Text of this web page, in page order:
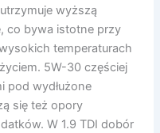
wyższą
co bywa istotne przy
temperaturach
5W-30 częściej
pod wydłużone
się też opory
W 1.9 TDI dobór